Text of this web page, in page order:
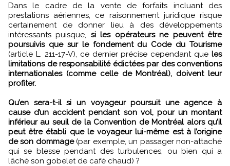
Dans le cadre de la vente de forfaits incluant des
prestations aériennes, ce raisonnement juridique risque
certainement de donner lieu à des développements
intéressants puisque, si les opérateurs ne peuvent être
poursuivis que sur le fondement du Code du Tourisme
(article L. 211-17-V), ce dernier précise cependant que les
limitations de responsabilité édictées par des conventions
internationales (comme celle de Montréal), doivent leur
profiter.
Qu’en sera-t-il si un voyageur poursuit une agence à
cause d’un accident pendant son vol, pour un montant
inférieur au seuil de la Convention de Montréal alors qu’il
peut être établi que le voyageur lui-même est à l’origine
de son dommage(par exemple, un passager non-attaché
qui se blesse pendant des turbulences, ou bien qui a
lâché son gobelet de café chaud) ?